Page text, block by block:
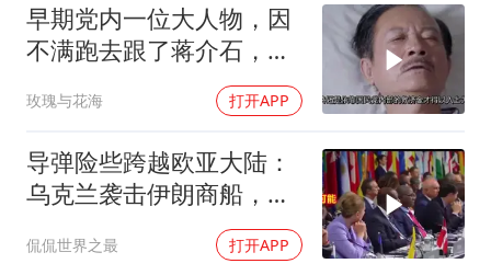
早期党内一位大人物，因
不满跑去跟了蒋介石，不
玫瑰与花海 打开APP
导弹险些跨越欧亚大陆：
乌克兰袭击伊朗商船，差
点引爆两场战争的“连环
雷”
侃侃世界之最 打开APP